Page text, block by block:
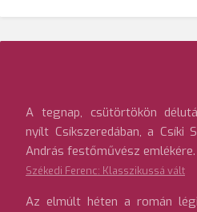
A tegnap, csütörtökön
nyílt Csíkszeredában, a Csíki
András festőművész
Székedi Ferenc: Klasszikussá vált
Az elmúlt héten a román